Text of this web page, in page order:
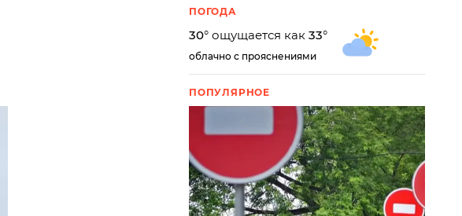
ПОГОДА
30° ощущается как 33°
облачно с прояснениями
ПОПУЛЯРНОЕ